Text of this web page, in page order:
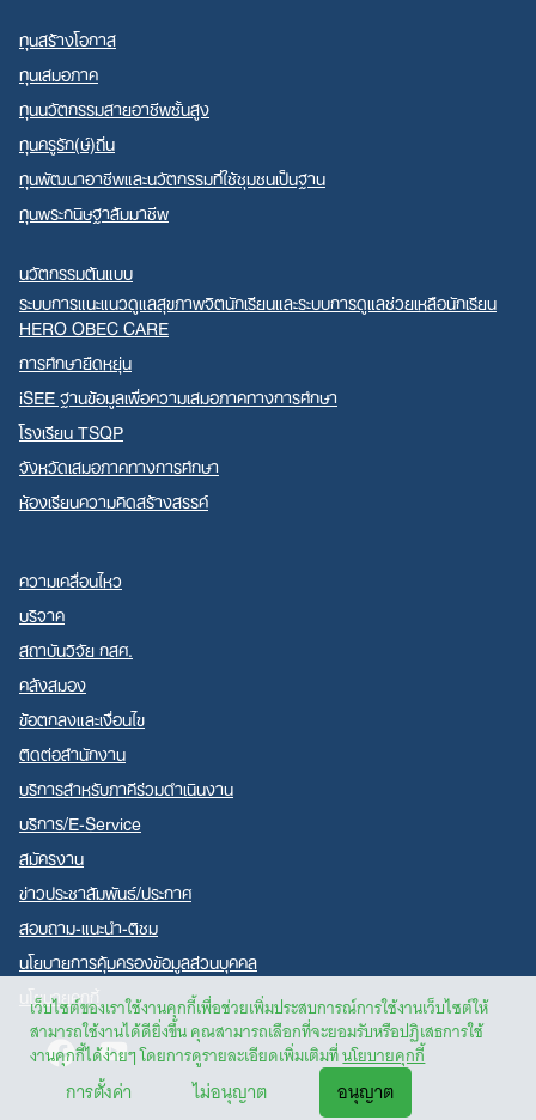
เว็บไซต์ของเราใช้งานคุกกี้เพื่อช่วยเพิ่มประสบการณ์การใช้งานเว็บไซต์ให้
สามารถใช้งานได้ดียิ่งขึ้น คุณสามารถเลือกที่จะยอมรับหรือปฏิเสธการใช้
งานคุกกี้ได้ง่ายๆ โดยการดูรายละเอียดเพิ่มเติมที่นโยบายคุกกี้
การตั้งค่า ไม่อนุญาต อนุญาต
ทุนสร้างโอกาส
ทุนเสมอภาค
ทุนนวัตกรรมสายอาชีพชั้นสูง
ทุนครูรัก(ษ์)ถิ่น
ทุนพัฒนาอาชีพและนวัตกรรมที่ใช้ชุมชนเป็นฐาน
ทุนพระกนิษฐาสัมมาชีพ
นวัตกรรมต้นแบบ
ระบบการแนะแนวดูแลสุขภาพจิตนักเรียนและระบบการดูแลช่วยเหลือนักเรียน
HERO OBEC CARE
การศึกษายืดหยุ่น
iSEE ฐานข้อมูลเพื่อความเสมอภาคทางการศึกษา
โรงเรียน TSQP
จังหวัดเสมอภาคทางการศึกษา
ห้องเรียนความคิดสร้างสรรค์
ความเคลื่อนไหว
บริจาค
สถาบันวิจัย กสศ.
คลังสมอง
ข้อตกลงและเงื่อนไข
ติดต่อสำนักงาน
บริการสำหรับภาคีร่วมดำเนินงาน
บริการ/E-Service
สมัครงาน
ข่าวประชาสัมพันธ์/ประกาศ
สอบถาม-แนะนำ-ติชม
นโยบายการคุ้มครองข้อมูลส่วนบุคคล
นโยบายคุกกี้
FacebookYoutube